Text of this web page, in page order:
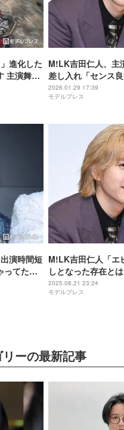
進化した
主演舞台
M!LK吉田仁人、主
差し入れ「センス
るのありがたい」と
2026.01.29 17:39
モデルプレス
演時間短
ってたの
キ”姿で
M!LK吉田仁人「エ
しとなった存在と
だり「どうしてもお
2025.08.21 23:24
モデルプレス
リーの最新記事